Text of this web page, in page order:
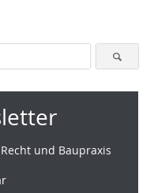
und Baupraxis